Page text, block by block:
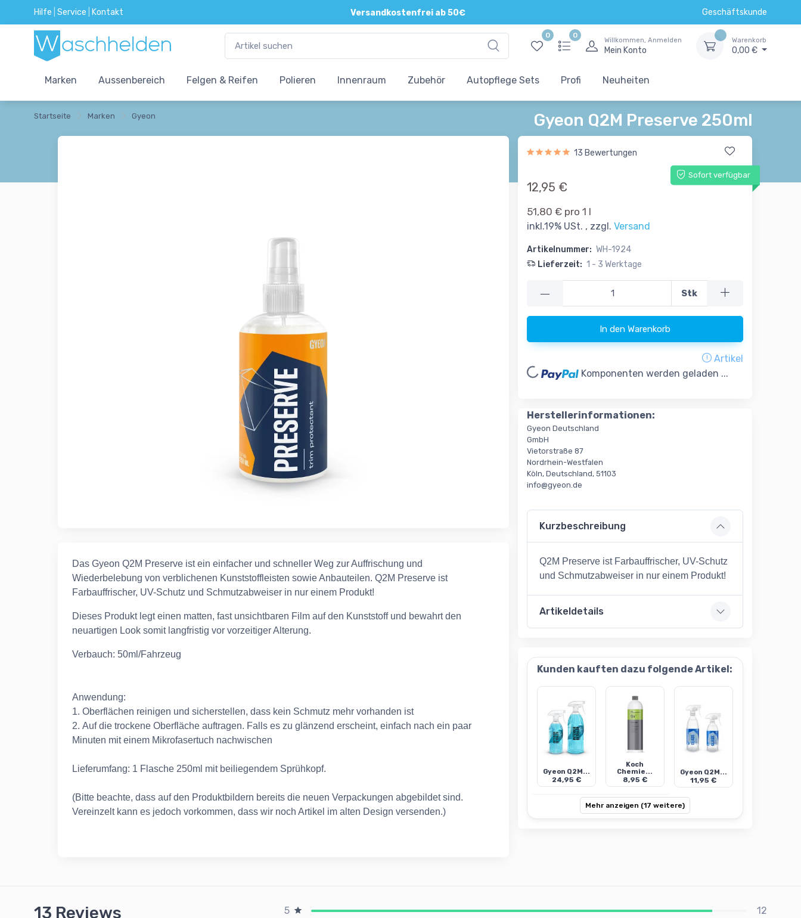
Hilfe Service Kontakt Versandkostenfrei ab 50€
Direkte und persönliche Beratung Geschäftskunde
0 0
Willkommen, Anmelden
Mein Konto
Warenkorb
0,00 €
Marken Aussenbereich Felgen & Reifen Polieren Innenraum Zubehör Autopflege Sets Profi Neuheiten
Startseite Marken Gyeon Gyeon Q2M Preserve 250ml
Das Gyeon Q2M Preserve ist ein einfacher und schneller Weg zur Auffrischung und
Wiederbelebung von verblichenen Kunststoffleisten sowie Anbauteilen. Q2M Preserve ist
Farbauffrischer, UV-Schutz und Schmutzabweiser in nur einem Produkt!
Dieses Produkt legt einen matten, fast unsichtbaren Film auf den Kunststoff und bewahrt den
neuartigen Look somit langfristig vor vorzeitiger Alterung.
Verbauch: 50ml/Fahrzeug
Anwendung:
1. Oberflächen reinigen und sicherstellen, dass kein Schmutz mehr vorhanden ist
2. Auf die trockene Oberfläche auftragen. Falls es zu glänzend erscheint, einfach nach ein paar
Minuten mit einem Mikrofasertuch nachwischen
Lieferumfang: 1 Flasche 250ml mit beiliegendem Sprühkopf.
(Bitte beachte, dass auf den Produktbildern bereits die neuen Verpackungen abgebildet sind.
Vereinzelt kann es jedoch vorkommen, dass wir noch Artikel im alten Design versenden.)
13 Bewertungen
Sofort verfügbar
12,95 €
51,80 € pro 1 l
inkl.19% USt. , zzgl. Versand
Artikelnummer: WH-1924
Lieferzeit: 1 - 3 Werktage
— Stk
In den Warenkorb
Artikel
Loading... Komponenten werden geladen ...
Herstellerinformationen:
Gyeon Deutschland
GmbH
Vietorstraße 87
Nordrhein-Westfalen
Köln, Deutschland, 51103
info@gyeon.de
Kurzbeschreibung
Q2M Preserve ist Farbauffrischer, UV-Schutz
und Schmutzabweiser in nur einem Produkt!
Artikeldetails
Kunden kauften dazu folgende Artikel:
Gyeon Q2M...
24,95 €
Koch
Chemie...
8,95 €
Gyeon Q2M...
11,95 €
Mehr anzeigen (17 weitere)
13 Reviews 5
12